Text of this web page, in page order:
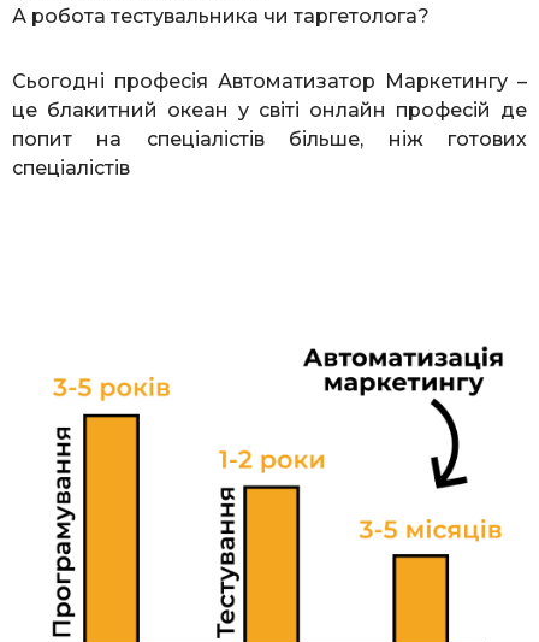
А робота тестувальника чи таргетолога?
Сьогодні професія Автоматизатор Маркетингу –
це блакитний океан у світі онлайн професій де
попит на спеціалістів більше, ніж готових
спеціалістів